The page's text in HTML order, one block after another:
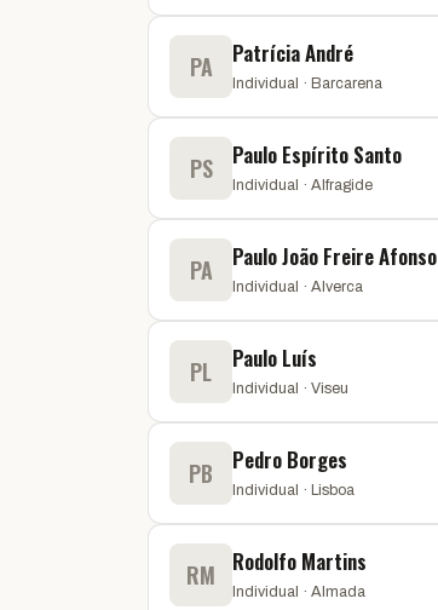
PA Patrícia André
Individual · Barcarena
PS Paulo Espírito Santo
Individual · Alfragide
PA Paulo João Freire Afonso
Individual · Alverca
PL Paulo Luís
Individual · Viseu
PB Pedro Borges
Individual · Lisboa
RM Rodolfo Martins
Individual · Almada